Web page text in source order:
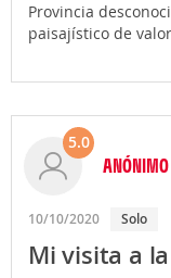
Provincia
paisajístico de
5.0
ANÓNIMO
10/10/2020 Solo
Mi visita a